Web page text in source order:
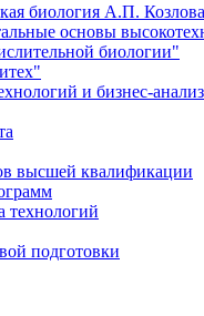
биология А.П.
основы
биологии"
и бизнес-
высшей квалификации
технологий
подготовки